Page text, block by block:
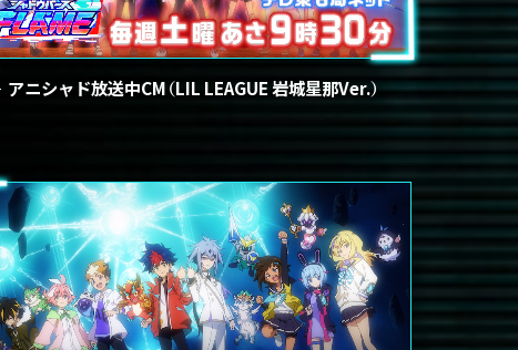
アニシャド放送中CM（LIL LEAGUE 岩城星那Ver.）